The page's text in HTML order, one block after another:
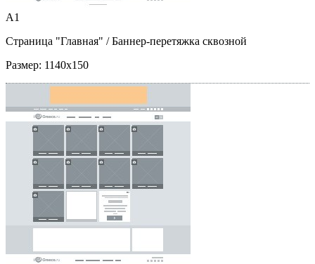
A1
Страница "Главная" / Баннер-перетяжка сквозной
Размер: 1140x150